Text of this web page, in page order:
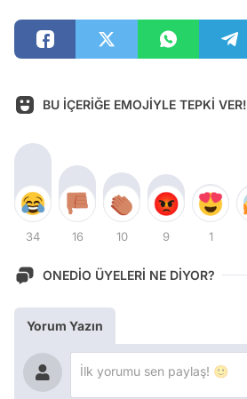
BU İÇERİĞE EMOJİYLE TEPKİ VER!
34 16 10 9 1
ONEDİO ÜYELERİ NE DİYOR?
Yorum Yazın